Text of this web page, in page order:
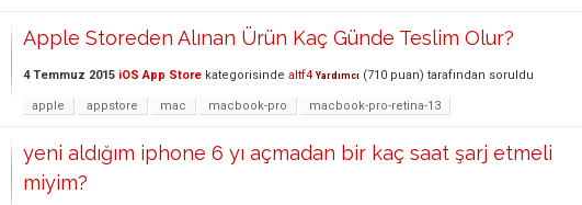
Apple Storeden Alınan Ürün Kaç Günde Teslim Olur?
4 Temmuz 2015 iOS App Store kategorisinde altf4 Yardımcı (710 puan) tarafından soruldu
apple appstore mac macbook-pro macbook-pro-retina-13
yeni aldığım iphone 6 yı açmadan bir kaç saat şarj etmeli
miyim?